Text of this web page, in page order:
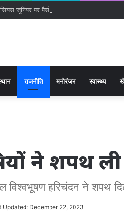
जूनियर पर पैसों की बारिश! इंग्लिश क्लब ने
राजनीति मनोरंजन स्वास्थ्य
ने शपथ ली
विश्वभूूषण हरिचंदन ने शपथ
Updated: December 22, 2023